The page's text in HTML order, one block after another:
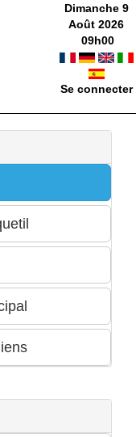
Dimanche 9
Août 2026
09h00
Se connecter